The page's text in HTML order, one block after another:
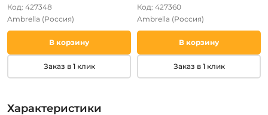
Код: 427348
Ambrella (Россия)
В корзину
Заказ в 1 клик
Код: 427360
Ambrella (Россия)
В корзину
Заказ в 1 клик
Характеристики